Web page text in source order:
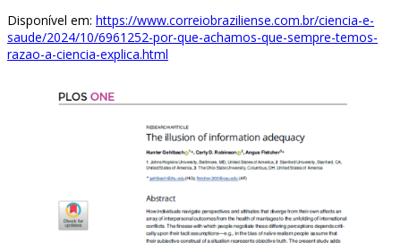
Disponível em: https://www.correiobraziliense.com.br/ciencia-e-
saude/2024/10/6961252-por-que-achamos-que-sempre-temos-
razao-a-ciencia-explica.html